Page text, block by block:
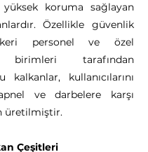
yüksek koruma sağlayan
Özellikle güvenlik
personel ve özel
birimleri tarafından
kalkanlar, kullanıcılarını
ve darbelere karşı
üretilmiştir.
Çeşitleri